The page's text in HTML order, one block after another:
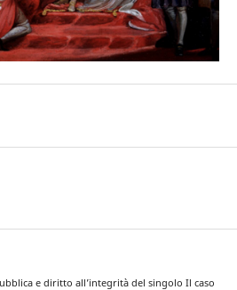
e diritto all’integrità del singolo Il caso